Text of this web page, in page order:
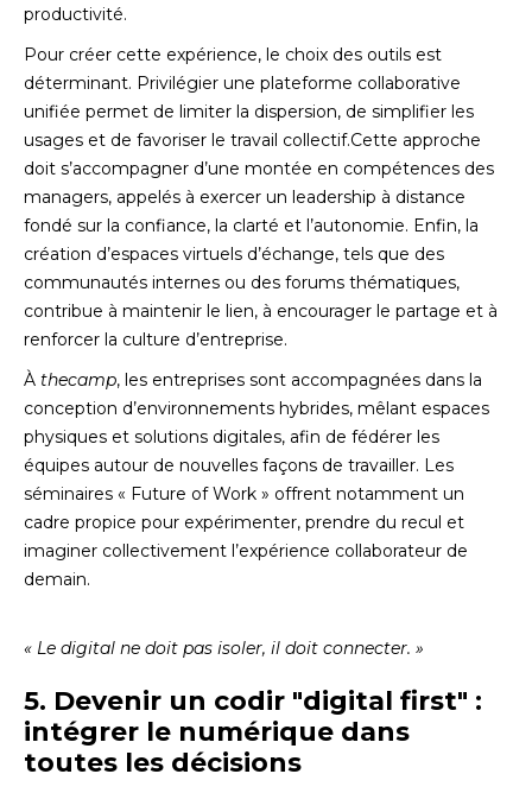
productivité.
Pour créer cette expérience, le choix des outils est
déterminant. Privilégier une plateforme collaborative
unifiée permet de limiter la dispersion, de simplifier les
usages et de favoriser le travail collectif.Cette approche
doit s’accompagner d’une montée en compétences des
managers, appelés à exercer un leadership à distance
fondé sur la confiance, la clarté et l’autonomie. Enfin, la
création d’espaces virtuels d’échange, tels que des
communautés internes ou des forums thématiques,
contribue à maintenir le lien, à encourager le partage et à
renforcer la culture d’entreprise.
À thecamp, les entreprises sont accompagnées dans la
conception d’environnements hybrides, mêlant espaces
physiques et solutions digitales, afin de fédérer les
équipes autour de nouvelles façons de travailler. Les
séminaires « Future of Work » offrent notamment un
cadre propice pour expérimenter, prendre du recul et
imaginer collectivement l’expérience collaborateur de
demain.
« Le digital ne doit pas isoler, il doit connecter. »
5. Devenir un codir "digital first" :
intégrer le numérique dans
toutes les décisions